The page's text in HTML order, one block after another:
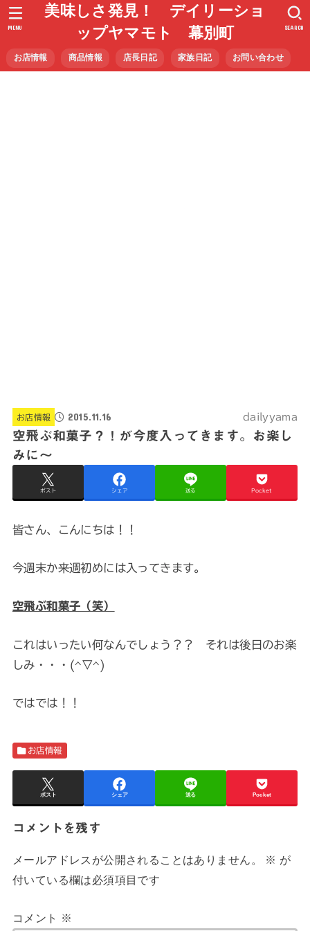
美味しさ発見！ デイリーショ
ップヤマモト 幕別町
お店情報 商品情報 店長日記 家族日記 お問い合わせ
SEARCH
MENU
お店情報 2015.11.16 dailyyama
空飛ぶ和菓子？！が今度入ってきます。お楽し
みに～
ポスト シェア 送る Pocket
皆さん、こんにちは！！
今週末か来週初めには入ってきます。
空飛ぶ和菓子（笑）
これはいったい何なんでしょう？？ それは後日のお楽
しみ・・・(^▽^)
ではでは！！
お店情報
ポスト シェア 送る Pocket
コメントを残す
メールアドレスが公開されることはありません。 ※ が
付いている欄は必須項目です
コメント ※